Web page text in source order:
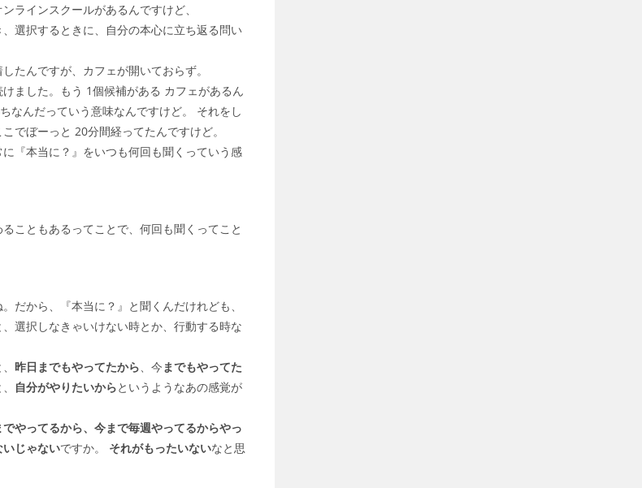
ラインスクールがあるんですけど、
選択するときに、自分の本心に立ち返る問い
たんですが、カフェが開いておらず。
ました。もう 1個候補がある カフェがあるん
なんだっていう意味なんですけど。 それをし
でぼーっと 20分間経ってたんですけど。
『本当に？』をいつも何回も聞くっていう感
こともあるってことで、何回も聞くってこと
だから、『本当に？』と聞くんだけれども、
選択しなきゃいけない時とか、行動する時な
昨日までもやってたから、今までもやってた
自分がやりたいからというようなあの感覚が
やってるから、今まで毎週やってるからやっ
じゃないですか。 それがもったいないなと思